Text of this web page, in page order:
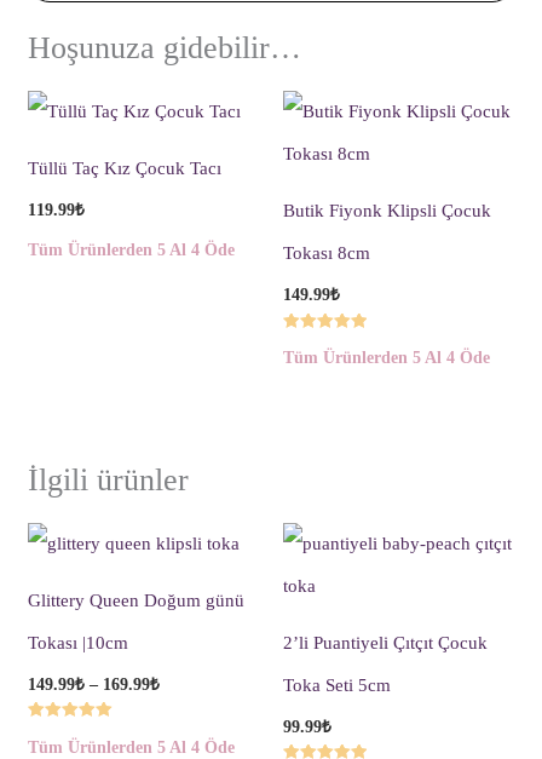
Hoşunuza gidebilir…
Tüllü Taç Kız Çocuk Tacı
119.99₺
Tüm Ürünlerden 5 Al 4 Öde
Butik Fiyonk Klipsli Çocuk
Tokası 8cm
149.99₺
5.00
Tüm Ürünlerden 5 Al 4 Öde
İlgili ürünler
Glittery Queen Doğum günü
Tokası |10cm
149.99₺ – 169.99₺
aralığı:
-
169.99₺
5.00
Tüm Ürünlerden 5 Al 4 Öde
2’li Puantiyeli Çıtçıt Çocuk
Toka Seti 5cm
99.99₺